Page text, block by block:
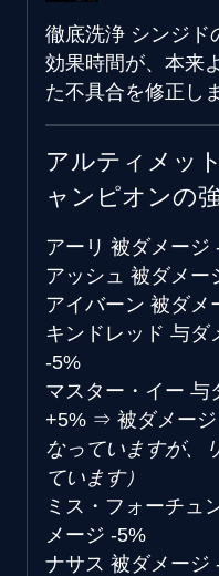
徹底洗浄 シンジド
効果時間が、本来
た不具合を修正し
アルティメッ
ャンピオンの
アーリ 被ダメージ
アッシュ 被ダメー
アイバーン 被ダメ
キンドレッド 与ダ
-5%
マスター・イー 与
+5% ⇒ 被ダメー
なっていますが、
ています）
ミス・フォーチュ
メージ -5%
ナサス 被ダメージ